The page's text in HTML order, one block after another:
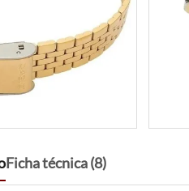
Ficha técnica (8)